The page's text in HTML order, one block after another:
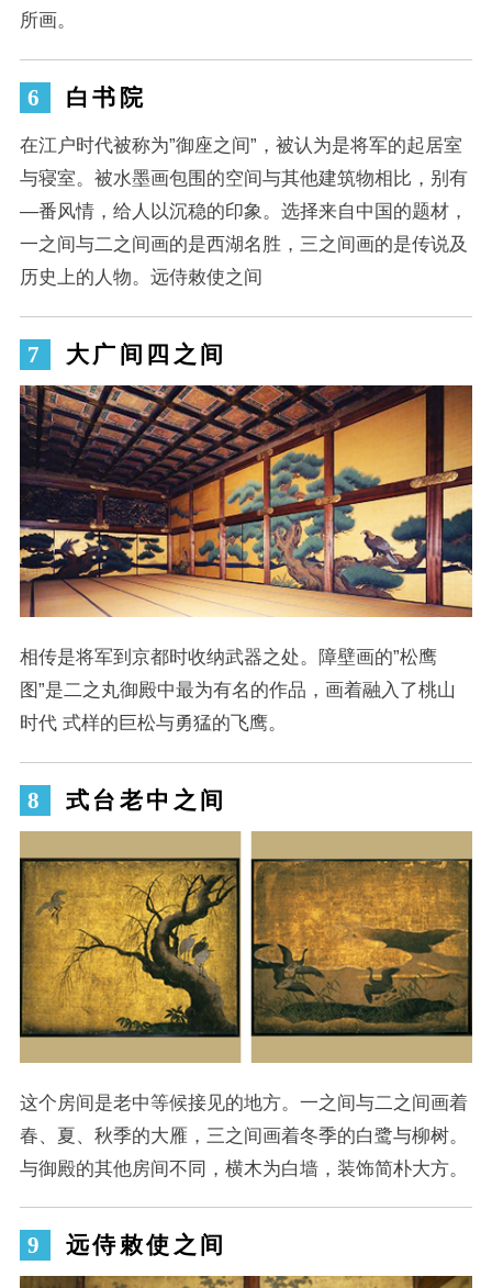
所画。
白书院
在江户时代被称为”御座之间”，被认为是将军的起居室
与寝室。被水墨画包围的空间与其他建筑物相比，别有
―番风情，给人以沉稳的印象。选择来自中国的题材，
一之间与二之间画的是西湖名胜，三之间画的是传说及
历史上的人物。远侍敕使之间
大广间四之间
相传是将军到京都时收纳武器之处。障壁画的”松鹰
图”是二之丸御殿中最为有名的作品，画着融入了桃山
时代 式样的巨松与勇猛的飞鹰。
式台老中之间
这个房间是老中等候接见的地方。一之间与二之间画着
春、夏、秋季的大雁，三之间画着冬季的白鹭与柳树。
与御殿的其他房间不同，横木为白墙，装饰简朴大方。
远侍敕使之间